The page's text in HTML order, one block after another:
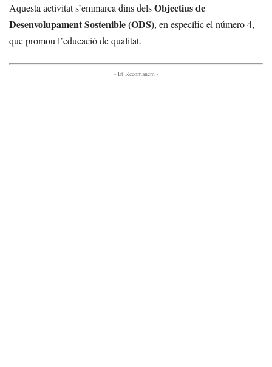
Aquesta activitat s’emmarca dins delsObjectius de
Desenvolupament Sostenible (ODS), en específic el número 4,
que promou l’educació de qualitat.
- Et Recomanem -